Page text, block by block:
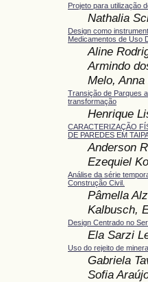
Projeto para utilização
Nathalia
Design como
Medicamentos de Uso
Aline
Armindo
Melo,
Transição de Parques
transformação
Henrique
CARACTERIZAÇÃO
DE PAREDES EM
Anderson
Ezequiel
Análise da série
Construção Civil.
Pâmella
Kalbusch,
Design Centrado no
Ela Sarzi
Uso do rejeito de
Gabriela
Sofia